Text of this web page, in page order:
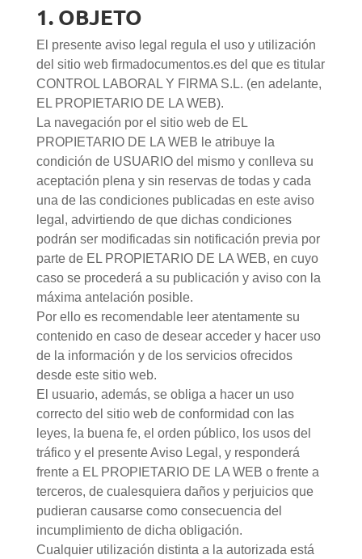
1. OBJETO
El presente aviso legal regula el uso y utilización
del sitio web firmadocumentos.es del que es titular
CONTROL LABORAL Y FIRMA S.L. (en adelante,
EL PROPIETARIO DE LA WEB).
La navegación por el sitio web de EL
PROPIETARIO DE LA WEB le atribuye la
condición de USUARIO del mismo y conlleva su
aceptación plena y sin reservas de todas y cada
una de las condiciones publicadas en este aviso
legal, advirtiendo de que dichas condiciones
podrán ser modificadas sin notificación previa por
parte de EL PROPIETARIO DE LA WEB, en cuyo
caso se procederá a su publicación y aviso con la
máxima antelación posible.
Por ello es recomendable leer atentamente su
contenido en caso de desear acceder y hacer uso
de la información y de los servicios ofrecidos
desde este sitio web.
El usuario, además, se obliga a hacer un uso
correcto del sitio web de conformidad con las
leyes, la buena fe, el orden público, los usos del
tráfico y el presente Aviso Legal, y responderá
frente a EL PROPIETARIO DE LA WEB o frente a
terceros, de cualesquiera daños y perjuicios que
pudieran causarse como consecuencia del
incumplimiento de dicha obligación.
Cualquier utilización distinta a la autorizada está